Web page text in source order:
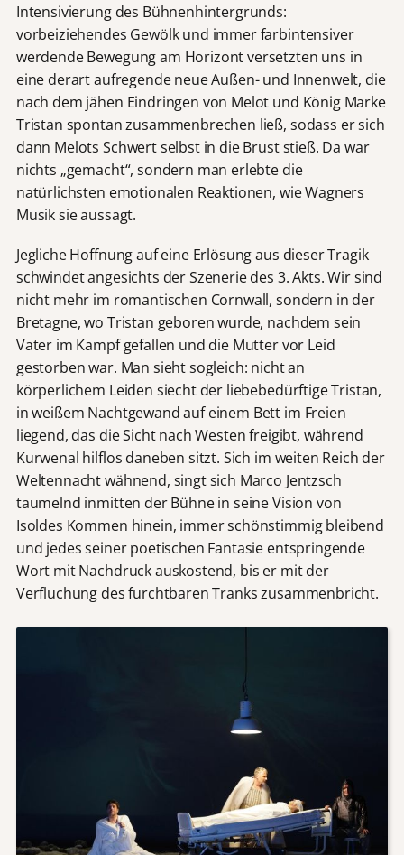
Intensivierung des Bühnenhintergrunds:
vorbeiziehendes Gewölk und immer farbintensiver
werdende Bewegung am Horizont versetzten uns in
eine derart aufregende neue Außen- und Innenwelt, die
nach dem jähen Eindringen von Melot und König Marke
Tristan spontan zusammenbrechen ließ, sodass er sich
dann Melots Schwert selbst in die Brust stieß. Da war
nichts „gemacht“, sondern man erlebte die
natürlichsten emotionalen Reaktionen, wie Wagners
Musik sie aussagt.
Jegliche Hoffnung auf eine Erlösung aus dieser Tragik
schwindet angesichts der Szenerie des 3. Akts. Wir sind
nicht mehr im romantischen Cornwall, sondern in der
Bretagne, wo Tristan geboren wurde, nachdem sein
Vater im Kampf gefallen und die Mutter vor Leid
gestorben war. Man sieht sogleich: nicht an
körperlichem Leiden siecht der liebebedürftige Tristan,
in weißem Nachtgewand auf einem Bett im Freien
liegend, das die Sicht nach Westen freigibt, während
Kurwenal hilflos daneben sitzt. Sich im weiten Reich der
Weltennacht wähnend, singt sich Marco Jentzsch
taumelnd inmitten der Bühne in seine Vision von
Isoldes Kommen hinein, immer schönstimmig bleibend
und jedes seiner poetischen Fantasie entspringende
Wort mit Nachdruck auskostend, bis er mit der
Verfluchung des furchtbaren Tranks zusammenbricht.